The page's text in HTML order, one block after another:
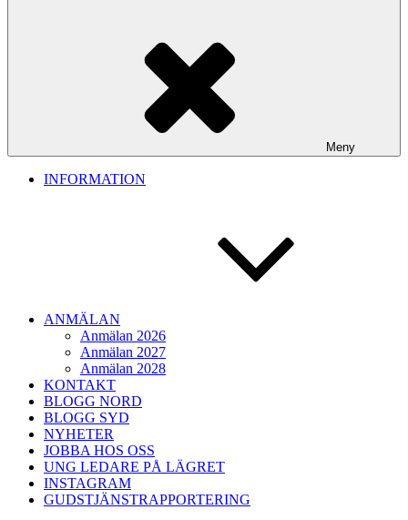
Meny
INFORMATION
ANMÄLAN
Anmälan 2026
Anmälan 2027
Anmälan 2028
KONTAKT
BLOGG NORD
BLOGG SYD
NYHETER
JOBBA HOS OSS
UNG LEDARE PÅ LÄGRET
INSTAGRAM
GUDSTJÄNSTRAPPORTERING